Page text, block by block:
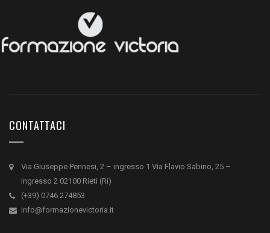
CONTATTACI
Via Giuseppe Pennesi, 2 – ingresso 1 Via Flavio Sabino, 25 –
ingresso 2 02100 Rieti (Ri)
(+39) 0746 274853
info@formazionevictoria.it